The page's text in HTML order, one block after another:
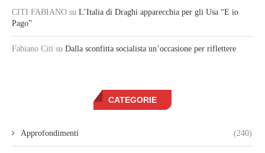
CITI FABIANO su L’Italia di Draghi apparecchia per gli Usa “E io
Pago”
Fabiano Citi su Dalla sconfitta socialista un’occasione per riflettere
CATEGORIE
Approfondimenti (240)